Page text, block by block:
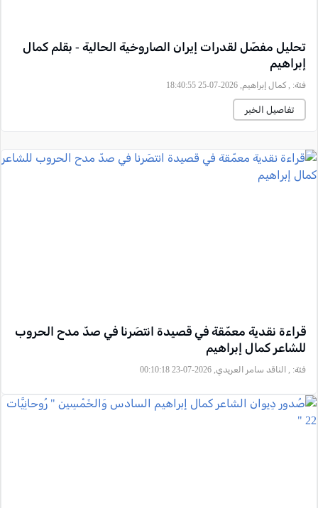
تحليل مفصّل لقدرات إيران الصاروخية الحالية - بقلم كمال
إبراهيم
فئة: , كمال إبراهيم, 2026-07-25 18:40:55
تفاصيل الخبر
قراءة نقدية معمّقة في قصيدة انتصَرنا في صدّ مدح الحروب
للشاعر كمال إبراهيم
فئة: , الناقد سامر العريدي, 2026-07-23 00:10:18